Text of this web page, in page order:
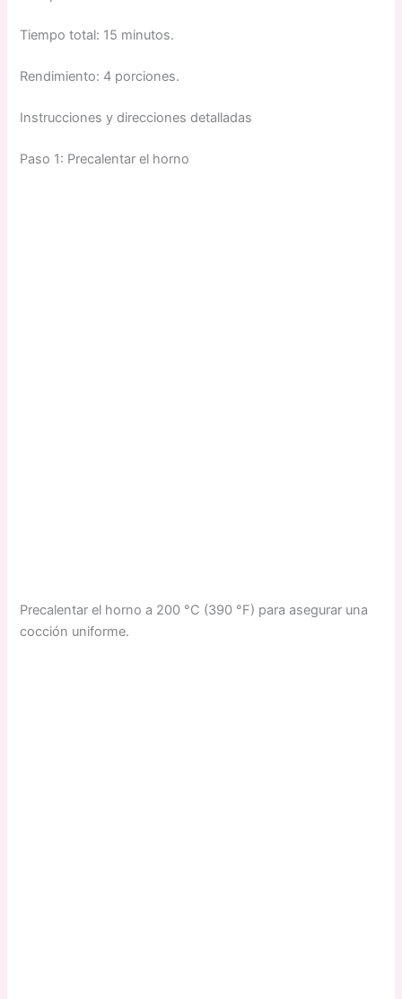
Tiempo total: 15 minutos.
Rendimiento: 4 porciones.
Instrucciones y direcciones detalladas
Paso 1: Precalentar el horno
Precalentar el horno a 200 °C (390 °F) para asegurar una
cocción uniforme.